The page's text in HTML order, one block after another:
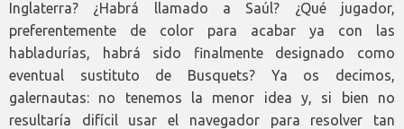
Inglaterra? ¿Habrá llamado a Saúl? ¿Qué jugador,
preferentemente de color para acabar ya con las
habladurías, habrá sido finalmente designado como
eventual sustituto de Busquets? Ya os decimos,
galernautas: no tenemos la menor idea y, si bien no
resultaría difícil usar el navegador para resolver tan